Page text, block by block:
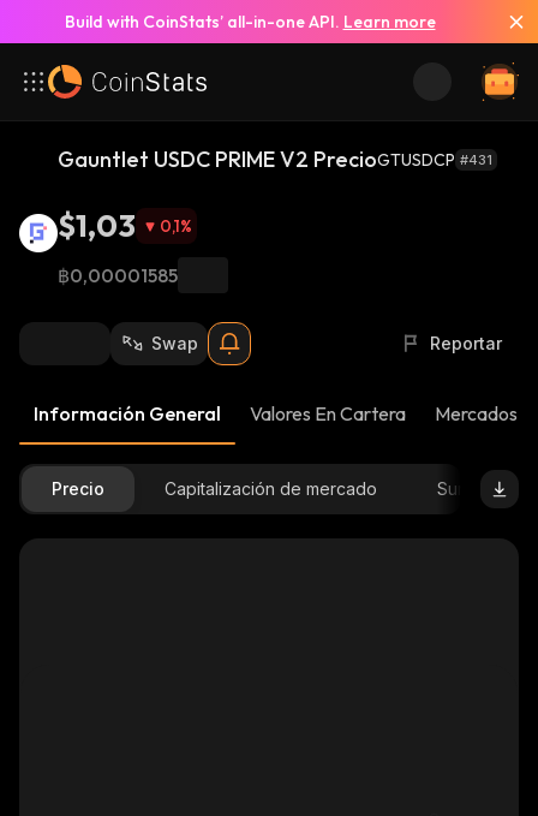
Build with CoinStats’ all-in-one API. Learn more
Gauntlet USDC PRIME V2 PrecioGTUSDCP #431
$1,03 0,1%
฿0,00001585
Swap Reportar
Información General Valores En Cartera Mercados
Precio Capitalización de mercado Suministro